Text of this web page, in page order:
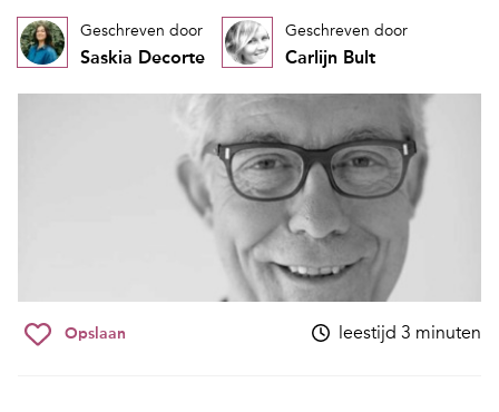
Geschreven door
Saskia Decorte
Geschreven door
Carlijn Bult
Opslaan leestijd 3 minuten